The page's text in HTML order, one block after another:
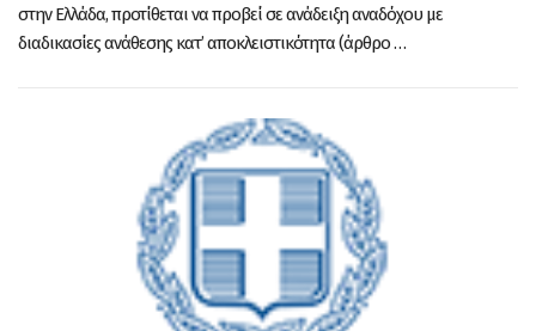
στην Ελλάδα, προτίθεται να προβεί σε ανάδειξη αναδόχου με
διαδικασίες ανάθεσης κατ’ αποκλειστικότητα (άρθρο …